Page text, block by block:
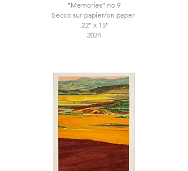
’’Memories’’ no.9
Secco sur papier/on paper
.22’’ x 15’’
2024